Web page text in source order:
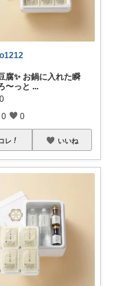
腐✨ お鍋に入れた瞬
〜っと ...
0 0
レ いいね